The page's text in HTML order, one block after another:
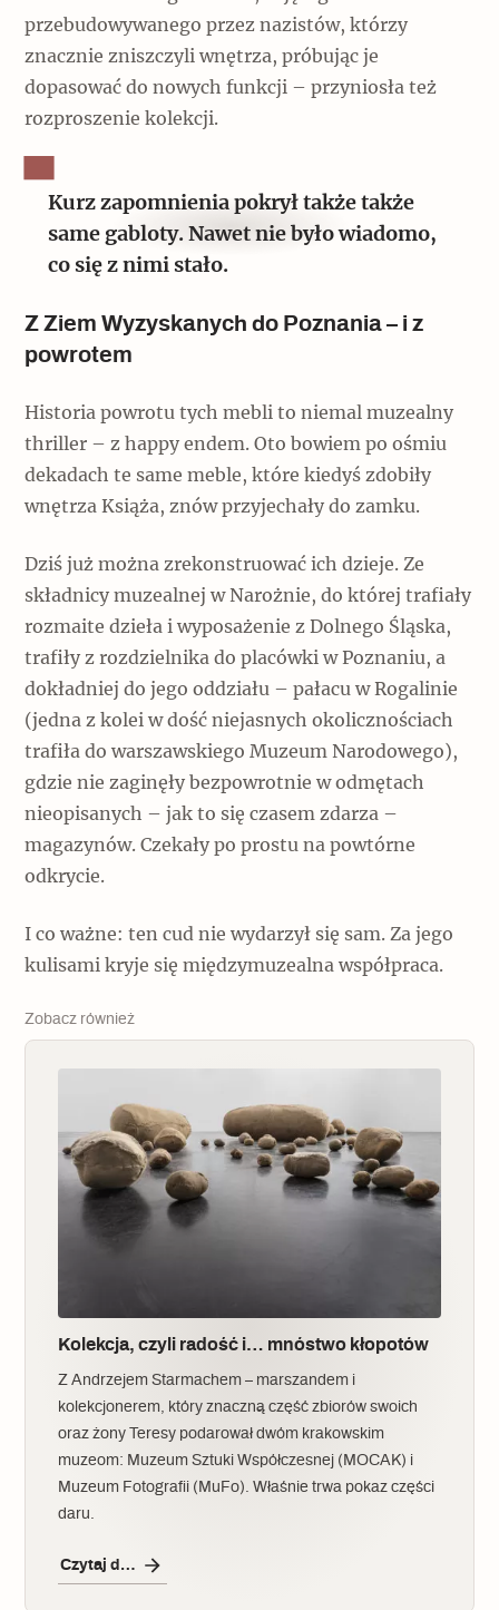
przebudowywanego przez nazistów, którzy
znacznie zniszczyli wnętrza, próbując je
dopasować do nowych funkcji – przyniosła też
rozproszenie kolekcji.
Kurz zapomnienia pokrył także także
same gabloty. Nawet nie było wiadomo,
co się z nimi stało.
Z Ziem Wyzyskanych do Poznania – i z
powrotem
Historia powrotu tych mebli to niemal muzealny
thriller – z happy endem. Oto bowiem po ośmiu
dekadach te same meble, które kiedyś zdobiły
wnętrza Książa, znów przyjechały do zamku.
Dziś już można zrekonstruować ich dzieje. Ze
składnicy muzealnej w Narożnie, do której trafiały
rozmaite dzieła i wyposażenie z Dolnego Śląska,
trafiły z rozdzielnika do placówki w Poznaniu, a
dokładniej do jego oddziału – pałacu w Rogalinie
(jedna z kolei w dość niejasnych okolicznościach
trafiła do warszawskiego Muzeum Narodowego),
gdzie nie zaginęły bezpowrotnie w odmętach
nieopisanych – jak to się czasem zdarza –
magazynów. Czekały po prostu na powtórne
odkrycie.
I co ważne: ten cud nie wydarzył się sam. Za jego
kulisami kryje się międzymuzealna współpraca.
Zobacz również
Kolekcja, czyli radość i… mnóstwo kłopotów
Z Andrzejem Starmachem – marszandem i
kolekcjonerem, który znaczną część zbiorów swoich
oraz żony Teresy podarował dwóm krakowskim
muzeom: Muzeum Sztuki Współczesnej (MOCAK) i
Muzeum Fotografii (MuFo). Właśnie trwa pokaz części
daru.
Czytaj dalej